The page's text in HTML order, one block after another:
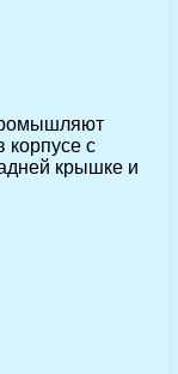
корпусе с
крышке и